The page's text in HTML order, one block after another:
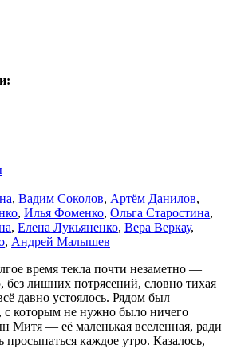
, Вадим Соколов, Артём Данилов,
, Илья Фоменко, Ольга Старостина,
, Елена Лукьяненко, Вера Веркау,
, Андрей Малышев
время текла почти незаметно —
без лишних потрясений, словно тихая
давно устоялось. Рядом был
которым не нужно было ничего
Митя — её маленькая вселенная, ради
просыпаться каждое утро. Казалось,